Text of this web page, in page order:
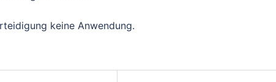
keine Anwendung.